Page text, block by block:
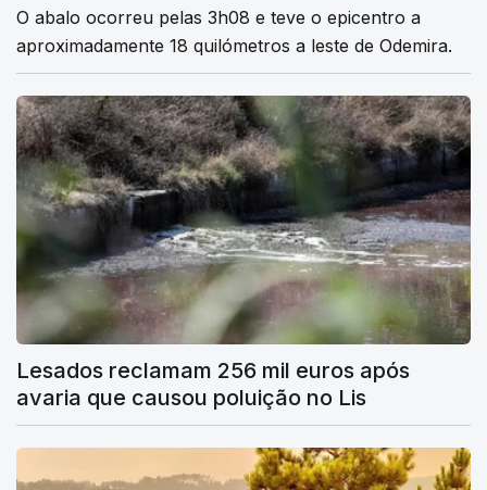
O abalo ocorreu pelas 3h08 e teve o epicentro a
aproximadamente 18 quilómetros a leste de Odemira.
Lesados reclamam 256 mil euros após
avaria que causou poluição no Lis